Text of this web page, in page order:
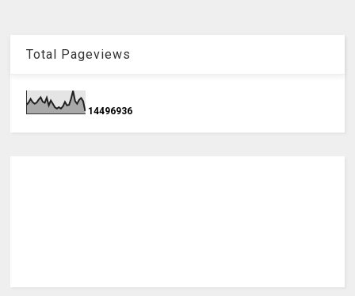
Total Pageviews
14496936